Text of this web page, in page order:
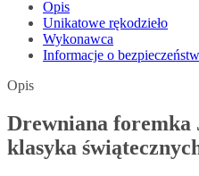
Opis
Unikatowe rękodzieło
Wykonawca
Informacje o
Opis
Drewniana foremka
klasyka